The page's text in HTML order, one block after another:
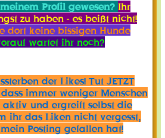
Profil gewesen? Ihr
zu haben - es beißt nicht!
dort keine bissigen Hunde
wartet ihr noch?
der Likes! Tut JETZT
immer weniger Menschen
aktiv und ergreift selbst die
ihr das Liken nicht vergesst,
Posting gefallen hat!